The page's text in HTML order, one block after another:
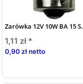
Zarówka 12V 10W BA 15 S.
1,11 zł *
0,90 zł netto